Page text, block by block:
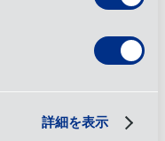
詳細を表示
まで行うところもあ
施設に顧客向けの「パ
顧客との間の緊密な連